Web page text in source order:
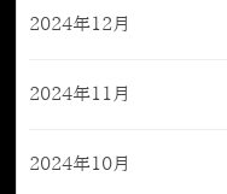
2024年12月
2024年11月
2024年10月